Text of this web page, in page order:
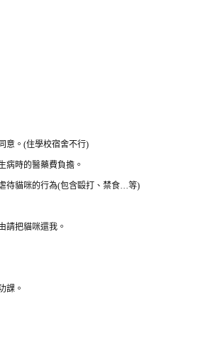
意。 (住學校宿舍不行)
病時的醫藥費負擔。
待貓咪的行為(包含毆打、禁食…等)
請把貓咪還我。
課。